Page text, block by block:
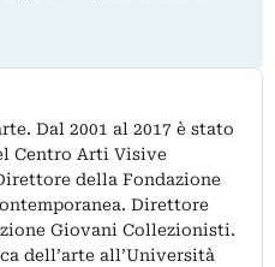
Dal 2001 al 2017 è stato
Centro Arti Visive
della Fondazione
Direttore
Giovani Collezionisti.
dell’arte all’Università